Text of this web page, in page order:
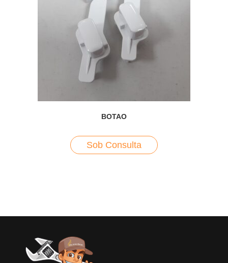
BOTAO
Sob Consulta